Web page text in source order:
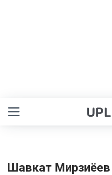
Шавкат Мирзиёев